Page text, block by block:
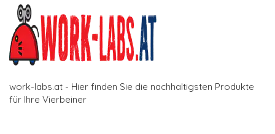
work-labs.at - Hier finden Sie die nachhaltigsten Produkte
für Ihre Vierbeiner